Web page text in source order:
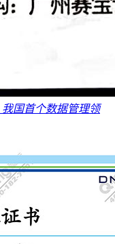
我国首个数据管理领